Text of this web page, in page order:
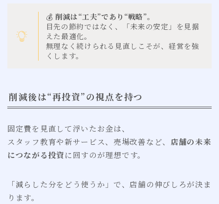
💰 削減は“工夫”であり“戦略”。
目先の節約ではなく、「未来の安定」を見据
えた最適化。
無理なく続けられる見直しこそが、経営を強
くします。
削減後は“再投資”の視点を持つ
固定費を見直して浮いたお金は、
スタッフ教育や新サービス、売場改善など、 店舗の未来
につながる投資に回すのが理想です。
「減らした分をどう使うか」で、店舗の伸びしろが決ま
ります。